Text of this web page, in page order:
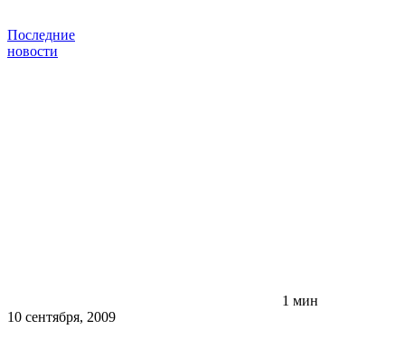
Последние
новости
1 мин
10 сентября, 2009